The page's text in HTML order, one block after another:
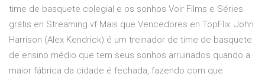
time de basquete colegial e os sonhos Voir Films e Séries
grátis en Streaming vf Mais que Vencedores en TopFlix: John
Harrison (Alex Kendrick) é um treinador de time de basquete
de ensino médio que tem seus sonhos arruinados quando a
maior fábrica da cidade é fechada, fazendo com que